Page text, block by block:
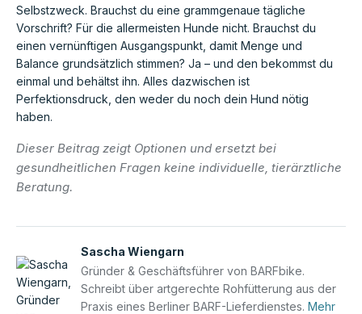
Selbstzweck. Brauchst du eine grammgenaue tägliche
Vorschrift? Für die allermeisten Hunde nicht. Brauchst du
einen vernünftigen Ausgangspunkt, damit Menge und
Balance grundsätzlich stimmen? Ja – und den bekommst du
einmal und behältst ihn. Alles dazwischen ist
Perfektionsdruck, den weder du noch dein Hund nötig
haben.
Dieser Beitrag zeigt Optionen und ersetzt bei
gesundheitlichen Fragen keine individuelle, tierärztliche
Beratung.
Sascha Wiengarn
Gründer & Geschäftsführer von BARFbike.
Schreibt über artgerechte Rohfütterung aus der
Praxis eines Berliner BARF-Lieferdienstes. Mehr